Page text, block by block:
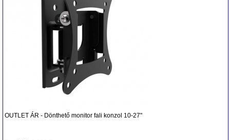
OUTLET ÁR - Dönthető monitor fali konzol 10-27"